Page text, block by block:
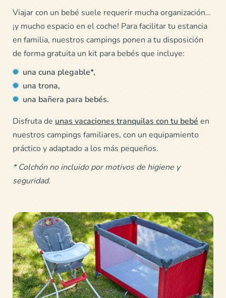
Viajar con un bebé suele requerir mucha organización…
¡y mucho espacio en el coche! Para facilitar tu estancia
en familia, nuestros campings ponen a tu disposición
de forma gratuita un kit para bebés que incluye:
una cuna plegable*,
una trona,
una bañera para bebés.
Disfruta de unas vacaciones tranquilas con tu bebé en
nuestros campings familiares, con un equipamiento
práctico y adaptado a los más pequeños.
* Colchón no incluido por motivos de higiene y
seguridad.